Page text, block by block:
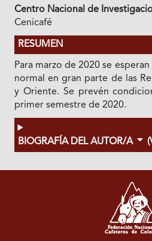
Centro Nacional de
Cenicafé
RESUMEN
Para marzo de 2020 se
normal en gran parte de las
y Oriente. Se prevén
primer semestre de 2020.
BIOGRAFÍA DEL AUTOR/A